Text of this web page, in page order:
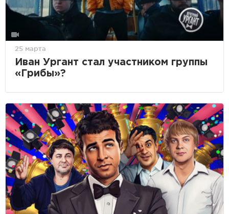
25 марта
Иван Ургант стал участником группы
«Грибы»?